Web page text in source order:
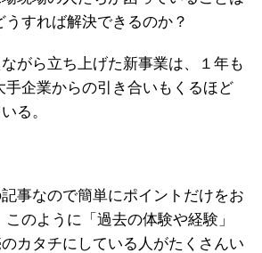
うすれば解決できるのか？
がら立ち上げた新事業は、１年も
手企業からの引き合いもくるほど
る。
事なので簡単にポイントだけをお
このように「過去の体験や経験」
カタチにしている人がたくさんい